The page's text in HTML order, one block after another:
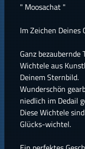
" Moosachat "
Im Zeichen Deines
Ganz bezaubernde
Wichtele aus
Deinem Sternbild.
Wunderschön
niedlich im Dedail
Diese Wichtele
Glücks-wichtel.